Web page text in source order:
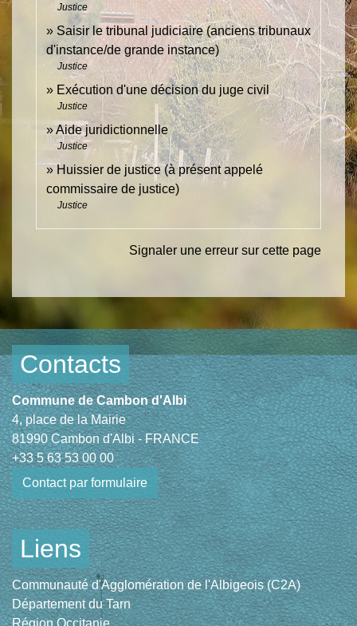
Justice
Saisir le tribunal judiciaire (anciens tribunaux
d'instance/de grande instance)
Justice
Exécution d'une décision du juge civil
Justice
Aide juridictionnelle
Justice
Huissier de justice (à présent appelé
commissaire de justice)
Justice
Signaler une erreur sur cette page
Contacts
Commune de Cambon d'Albi
4, place de la Mairie
81990 Cambon d'Albi - FRANCE
+33 5 63 53 00 00
Contact par formulaire
Liens
Communauté d'Agglomération de l'Albigeois (C2A)
Département du Tarn
Région Occitanie